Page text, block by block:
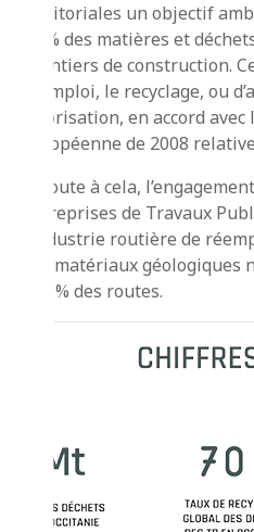
territoriales un objectif
70 % des matières et
chantiers de construction.
réemploi, le recyclage, ou
valorisation, en accord
européenne de 2008
S’ajoute à cela,
entreprises de Travaux
l’industrie routière de
des matériaux
100 % des routes.